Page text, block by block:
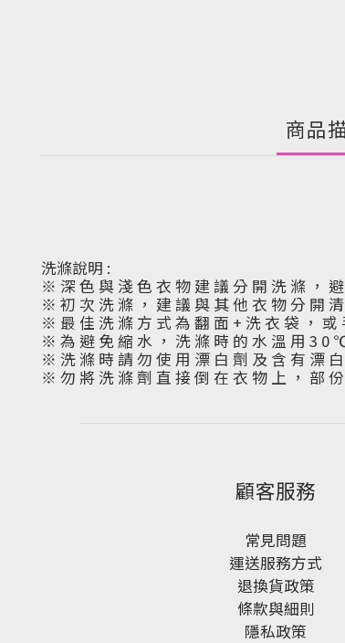
商品
洗滌說明 :
※ 深 色 與 淺 色 衣 物 建 議 分 開 洗 滌 ，
※ 初 次 洗 滌 ， 建 議 與 其 他 衣 物 分 開
※ 最 佳 洗 滌 方 式 為 翻 面 + 洗 衣 袋 ， 或
※ 為 避 免 縮 水 ， 洗 滌 時 的 水 溫 用 3 0
※ 洗 滌 時 請 勿 使 用 漂 白 劑 及 含 有 漂
※ 勿 將 洗 滌 劑 直 接 倒 在 衣 物 上 ， 部
顧客服務
常見問題
運送服務方式
退換貨政策
條款與細則
隱私政策